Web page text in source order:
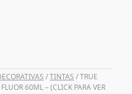
/TINTAS / TRUE
60ML – (CLICK PARA VER